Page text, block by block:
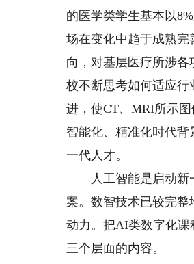
的医学类学生基本以
场在变化中趋于成熟
向，对基层医疗所涉
校不断思考如何适应
进，使CT、MRI所示
智能化、精准化时代
一代人才。
人工智能是启动新一
案。数智技术已较完
动力。把AI类数字化课
三个层面的内容。